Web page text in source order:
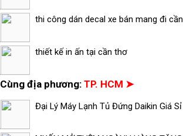
thi công dán decal xe bán mang đi
thiết kế in ấn tại cần thơ
Cùng địa phương: TP. HCM ➤
Đại Lý Máy Lạnh Tủ Đứng Daikin Giá